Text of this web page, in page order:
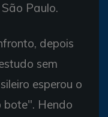
Paulo.
depois
sem
esperou o
Hendo